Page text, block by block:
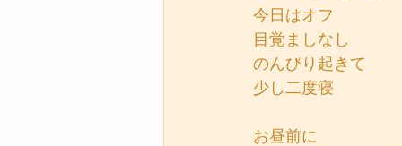
今日はオフ
目覚ましなし
のんびり起きて
少し二度寝
お昼前に